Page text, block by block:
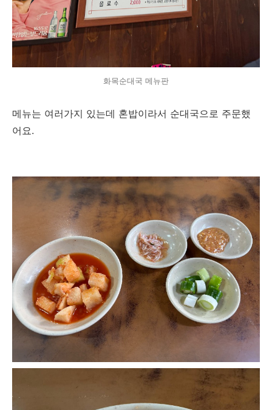
화목순대국 메뉴판
메뉴는 여러가지 있는데 혼밥이라서 순대국으로 주문했
어요.